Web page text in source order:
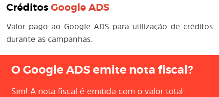
CréditosGoogle ADS
Valor pago ao Google ADS para utilização de créditos
durante as campanhas.
O Google ADS emite nota fiscal?
Sim! A nota fiscal é emitida com o valor total